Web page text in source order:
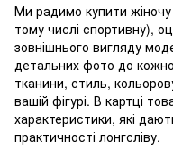
Ми радимо купити
тому числі спортивну),
зовнішнього вигляду
детальних фото до
тканини, стиль,
вашій фігурі. В картці
характеристики, які
практичності лонгсліву.